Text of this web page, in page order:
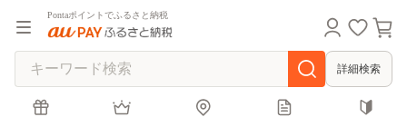
Pontaポイントでふるさと納税
詳細検索